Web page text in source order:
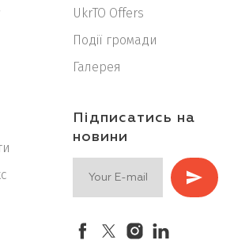
UkrTO Offers
Події громади
Галерея
Підписатись на
новини